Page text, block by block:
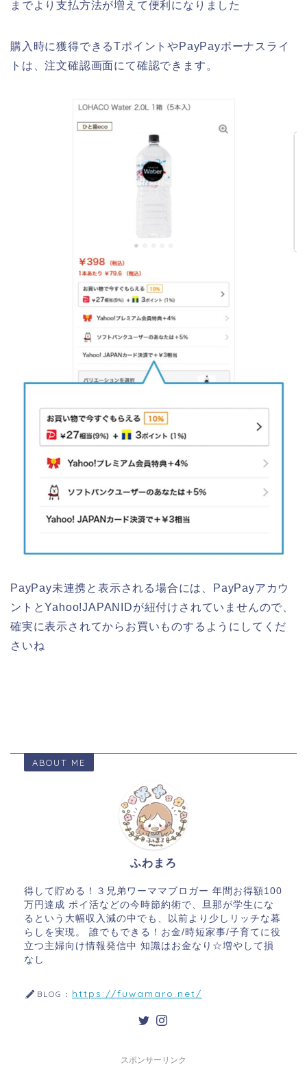
までより支払方法が増えて便利になりました
購入時に獲得できるTポイントやPayPayボーナスライ
トは、注文確認画面にて確認できます。
PayPay未連携と表示される場合には、PayPayアカウ
ントとYahoo!JAPANIDが紐付けされていませんので、
確実に表示されてからお買いものするようにしてくだ
さいね
ABOUT ME
ふわまろ
得して貯める！３兄弟ワーママブロガー 年間お得額100
万円達成 ポイ活などの今時節約術で、旦那が学生にな
るという大幅収入減の中でも、以前より少しリッチな暮
らしを実現。 誰でもできる！お金/時短家事/子育てに役
立つ主婦向け情報発信中 知識はお金なり☆増やして損
なし
BLOG： https://fuwamaro.net/
スポンサーリンク